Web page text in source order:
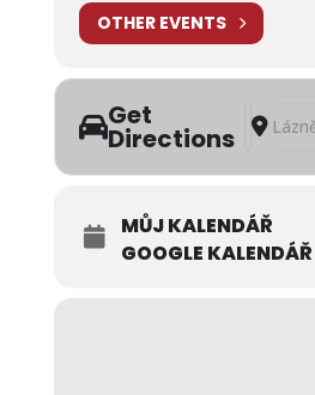
OTHER EVENTS
Get
Directions
MŮJ KALENDÁŘ
GOOGLE KALENDÁŘ